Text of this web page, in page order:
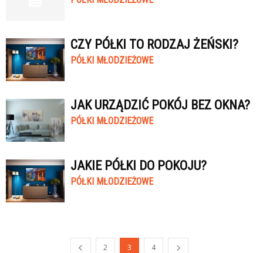
CZY PÓŁKI TO RODZAJ ŻEŃSKI?
PÓŁKI MŁODZIEŻOWE
JAK URZĄDZIĆ POKÓJ BEZ OKNA?
PÓŁKI MŁODZIEŻOWE
JAKIE PÓŁKI DO POKOJU?
PÓŁKI MŁODZIEŻOWE
2 3 4